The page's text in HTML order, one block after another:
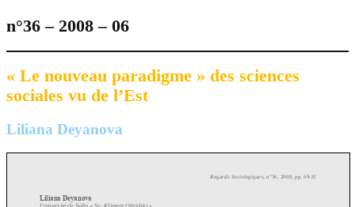
n°36 – 2008 – 06
« Le nouveau paradigme » des sciences
sociales vu de l’Est
Liliana Deyanova